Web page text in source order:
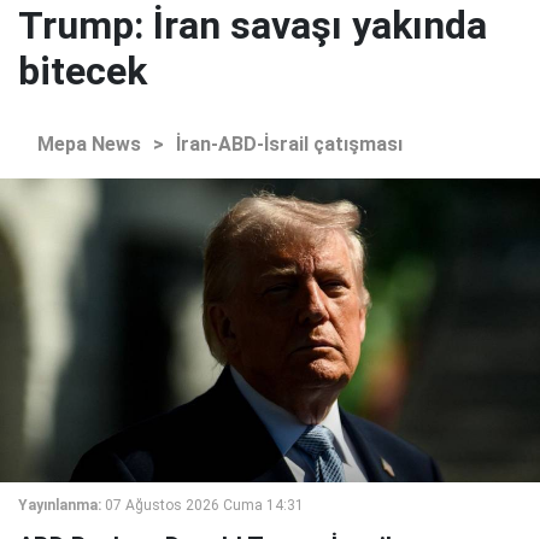
Trump: İran savaşı yakında
bitecek
Mepa News > İran-ABD-İsrail çatışması
Yayınlanma: 07 Ağustos 2026 Cuma 14:31